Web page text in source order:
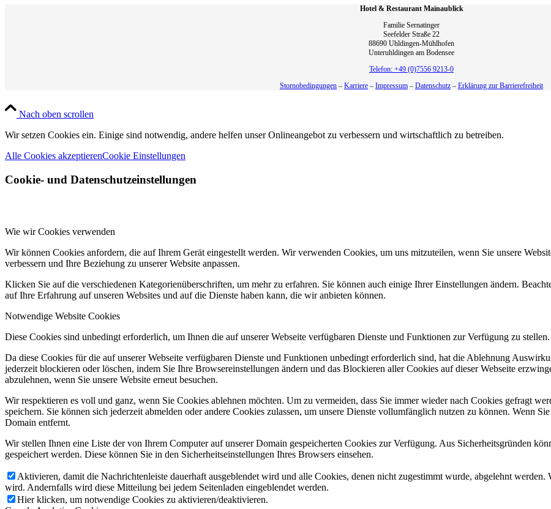
Hotel & Restaurant Mainaublick
Familie Sernatinger
Seefelder Straße 22
88690 Uhldingen-Mühlhofen
Unteruhldingen am Bodensee
Telefon: +49 (0)7556 9213-0
Stornobedingungen – Karriere – Impressum – Datenschutz – Erklärung zur Barrierefreiheit
Nach oben scrollen
Wir setzen Cookies ein. Einige sind notwendig, andere helfen unser Onlineangebot zu verbessern und wirtschaftlich zu betreiben.
Alle Cookies akzeptierenCookie Einstellungen
Cookie- und Datenschutzeinstellungen
Wie wir Cookies verwenden
Wir können Cookies anfordern, die auf Ihrem Gerät eingestellt werden. Wir verwenden Cookies, um uns mitzuteilen, wenn Sie unsere
verbessern und Ihre Beziehung zu unserer Website anpassen.
Klicken Sie auf die verschiedenen Kategorienüberschriften, um mehr zu erfahren. Sie können auch einige Ihrer Einstellungen ändern.
auf Ihre Erfahrung auf unseren Websites und auf die Dienste haben kann, die wir anbieten können.
Notwendige Website Cookies
Diese Cookies sind unbedingt erforderlich, um Ihnen die auf unserer Webseite verfügbaren Dienste und Funktionen zur Verfügung zu stellen.
Da diese Cookies für die auf unserer Webseite verfügbaren Dienste und Funktionen unbedingt erforderlich sind, hat die Ablehnung
jederzeit blockieren oder löschen, indem Sie Ihre Browsereinstellungen ändern und das Blockieren aller Cookies auf dieser Webseite
abzulehnen, wenn Sie unsere Website erneut besuchen.
Wir respektieren es voll und ganz, wenn Sie Cookies ablehnen möchten. Um zu vermeiden, dass Sie immer wieder nach Cookies gefragt
speichern. Sie können sich jederzeit abmelden oder andere Cookies zulassen, um unsere Dienste vollumfänglich nutzen zu können. Wenn
Domain entfernt.
Wir stellen Ihnen eine Liste der von Ihrem Computer auf unserer Domain gespeicherten Cookies zur Verfügung. Aus Sicherheitsgründen
gespeichert werden. Diese können Sie in den Sicherheitseinstellungen Ihres Browsers einsehen.
Aktivieren, damit die Nachrichtenleiste dauerhaft ausgeblendet wird und alle Cookies, denen nicht zugestimmt wurde, abgelehnt
wird. Andernfalls wird diese Mitteilung bei jedem Seitenladen eingeblendet werden.
Hier klicken, um notwendige Cookies zu aktivieren/deaktivieren.